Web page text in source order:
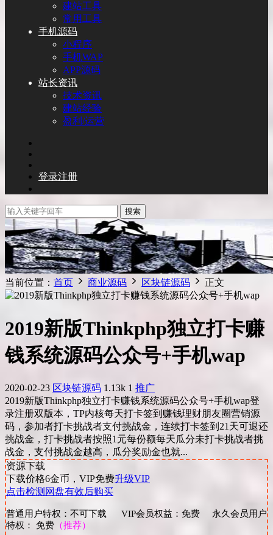
建站工具
常用工具
手机源码
小程序
手机WAP
APP源码
站长资讯
技术资讯
建站经验
盈利/运营
登录注册
搜索
当前位置： 首页 商业源码 区块链源码 正文
2019新版Thinkphp独立打卡赚
钱系统源码公众号+手机wap
2020-02-23 区块链源码 1.13k 1 推广
2019新版Thinkphp独立打卡赚钱系统源码公众号+手机wap登
录注册双版本，TP内核每天打卡签到赚钱理财朋友圈营销源
码，参加者打卡挑战者支付挑战金，连续打卡签到21天可退还
挑战金，打卡挑战者按照1元每份额每天瓜分未打卡挑战者挑
战金，支付挑战金越高，瓜分奖励金也就...
资源下载
下载价格6金币，VIP免费升级VIP
点击检测网盘有效后购买
普通用户特权：不可下载 VIP会员权益：免费 永久会员用户
特权： 免费 （推荐）